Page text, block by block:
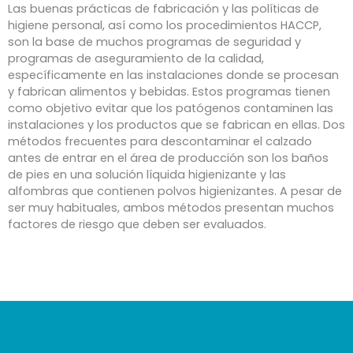
Las buenas prácticas de fabricación y las políticas de
higiene personal, así como los procedimientos HACCP,
son la base de muchos programas de seguridad y
programas de aseguramiento de la calidad,
específicamente en las instalaciones donde se procesan
y fabrican alimentos y bebidas. Estos programas tienen
como objetivo evitar que los patógenos contaminen las
instalaciones y los productos que se fabrican en ellas. Dos
métodos frecuentes para descontaminar el calzado
antes de entrar en el área de producción son los baños
de pies en una solución líquida higienizante y las
alfombras que contienen polvos higienizantes. A pesar de
ser muy habituales, ambos métodos presentan muchos
factores de riesgo que deben ser evaluados.